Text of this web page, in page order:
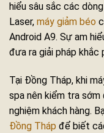
hiểu sâu sắc các
Laser, máy giảm béo
Android A9. Sự am
đưa ra giải pháp
Tại Đồng Tháp, khi
spa nên kiểm tra
nghiệm khách hàng.
Đồng Tháp để biết